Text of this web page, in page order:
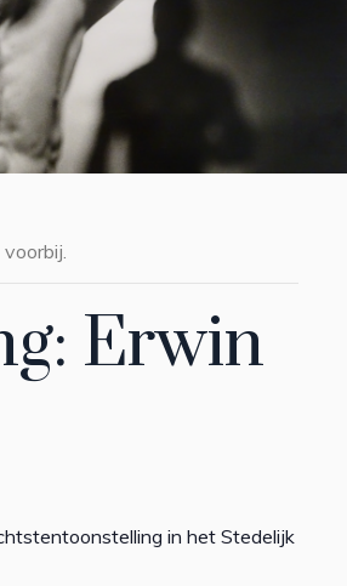
Erwin
in het Stedelijk